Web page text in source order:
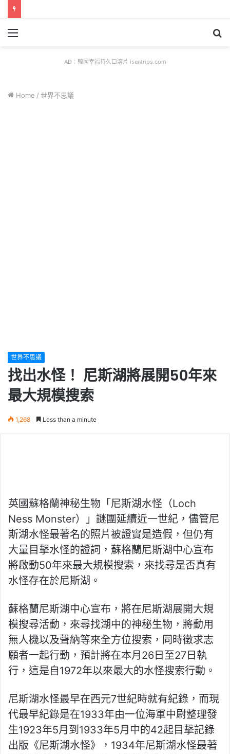
AD：韓國幸福持久口溶片 isentrips.com
Home / 世界不思議
世界不思議
找出水怪！ 尼斯湖將展開50年來
最大規模搜索
1,268 Less than a minute
英國蘇格蘭神秘生物「尼斯湖水怪（Loch
Ness Monster）」謎團延續近一世紀，儘管尼
斯湖水怪最著名的照片被證實是造假，但仍有
大量目擊水怪的證詞，蘇格蘭尼斯湖中心宣布
將啟動50年來最大規模搜索，來找尋是否真有
水怪存在於尼斯湖。
蘇格蘭尼斯湖中心宣布，將在尼斯湖展開大規
模搜尋活動，來尋找湖中的神秘生物，將動用
無人機以及聲納等來全方位搜索，同時徵求志
願者一起行動，預計將在本月26日至27日執
行，這是自1972年以來最大的水怪搜索行動。
尼斯湖水怪最早在西元7世紀時就有紀錄，而現
代最早紀錄是在1933年由一位海軍中尉整理發
生1923年5月到1933年5月中的42起目擊記錄
出版《尼斯湖水怪》，1934年尼斯湖水怪最著